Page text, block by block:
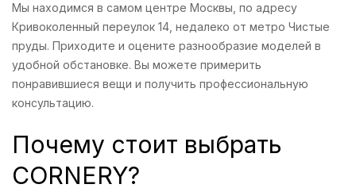
Мы находимся в самом центре Москвы, по адресу
Кривоколенный переулок 14, недалеко от метро Чистые
пруды. Приходите и оцените разнообразие моделей в
удобной обстановке. Вы можете примерить
понравившиеся вещи и получить профессиональную
консультацию.
Почему стоит выбрать
CORNERY?